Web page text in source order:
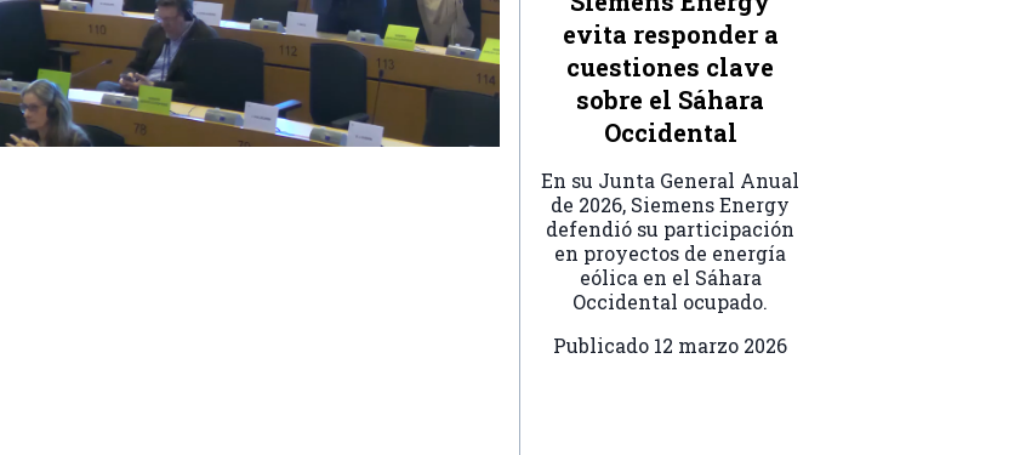
evita responder a
cuestiones clave
sobre el Sáhara
Occidental
En su Junta General Anual
de 2026, Siemens Energy
defendió su participación
en proyectos de energía
eólica en el Sáhara
Occidental ocupado.
Publicado 12 marzo 2026